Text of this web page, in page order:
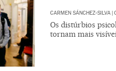
CARMEN SÁNCHEZ-SILVA |
Os distúrbios
tornam mais